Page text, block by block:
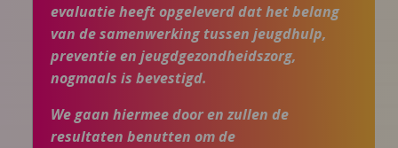
evaluatie heeft opgeleverd dat het belang
van de samenwerking tussen jeugdhulp,
preventie en jeugdgezondheidszorg,
nogmaals is bevestigd.
We gaan hiermee door en zullen de
resultaten benutten om de